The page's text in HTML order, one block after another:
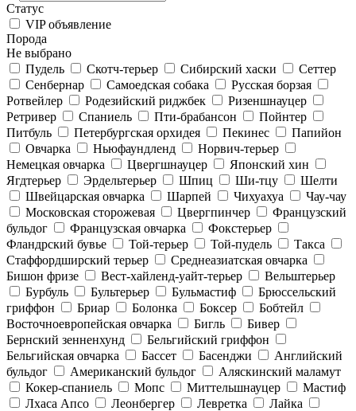
Статус
VIP объявление
Порода
Не выбрано
Пудель
Скотч-терьер Сибирский хаски
Сеттер
Сенбернар
Самоедская собака
Русская борзая
Ротвейлер
Родезийский риджбек
Ризеншнауцер
Ретривер
Спаниель Пти-брабансон
Пойнтер
Питбуль
Петербургская орхидея Пекинес
Папийон
Овчарка
Ньюфаундленд
Норвич-терьер
Немецкая овчарка
Цвергшнауцер
Японский хин
Ягдтерьер
Эрдельтерьер Шпиц Ши-тцу
Шелти
Швейцарская овчарка
Шарпей Чихуахуа
Чау-чау
Московская сторожевая
Цвергпинчер
Французский
бульдог
Французская овчарка
Фокстерьер
Фландрский бувье
Той-терьер Той-пудель
Такса
Стаффордширский терьер
Среднеазиатская овчарка
Бишон фризе
Вест-хайленд-уайт-терьер
Вельштерьер
Бурбуль
Бультерьер Бульмастиф
Брюссельский
гриффон
Бриар Болонка Боксер
Бобтейл
Восточноевропейская овчарка
Бигль
Бивер
Бернский зенненхунд
Бельгийский гриффон
Бельгийская овчарка
Бассет Басенджи
Английский
бульдог
Американский бульдог
Аляскинский маламут
Кокер-спаниель
Мопс Миттельшнауцер
Мастиф
Лхаса Апсо
Леонбергер Левретка
Лайка